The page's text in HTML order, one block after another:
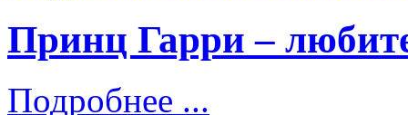
Принц Гарри –
Подробнее ...